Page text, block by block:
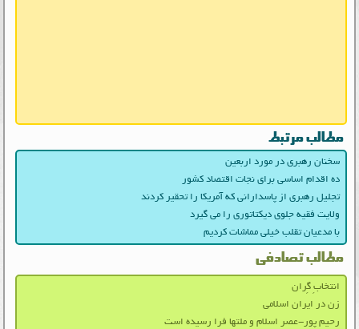
مطالب مرتبط
سخنان رهبری در مورد اربعین
ده اقدام اساسی برای نجات اقتصاد کشور
تجلیل رهبری از پاسدارانی که آمریکا را تحقیر کردند
ولایت فقیه جلوی دیکتاتوری را می گیرد
با مدعیان تقلب خیلی مماشات کردیم
مطالب تصادفی
انتخابِ گِران
زن در ایران اسلامی
رحیم پور-عصر اسلام و ملتها فرا رسیده است